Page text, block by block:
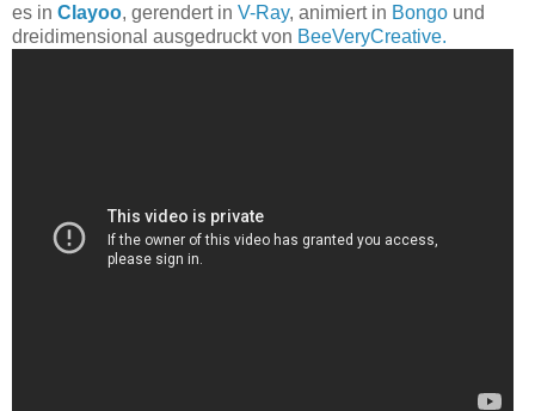
es in Clayoo, gerendert in V-Ray, animiert in Bongo und
dreidimensional ausgedruckt von BeeVeryCreative.